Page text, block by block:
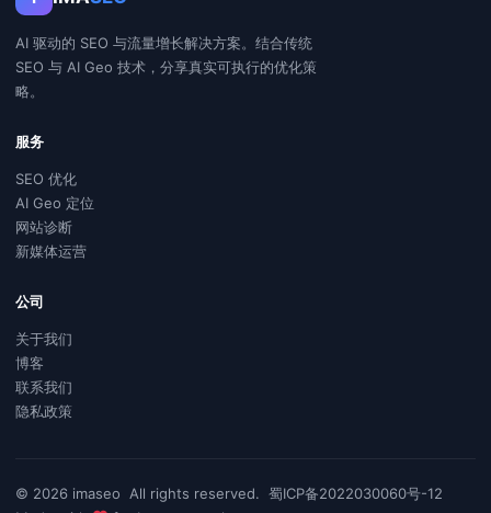
AI 驱动的 SEO 与流量增长解决方案。结合传统
SEO 与 AI Geo 技术，分享真实可执行的优化策
略。
服务
SEO 优化
AI Geo 定位
网站诊断
新媒体运营
公司
关于我们
博客
联系我们
隐私政策
© 2026 imaseo All rights reserved. 蜀ICP备2022030060号-12